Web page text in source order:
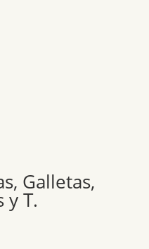
Galletas,
y T.